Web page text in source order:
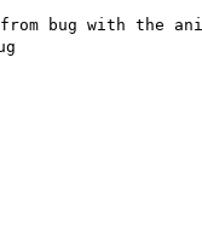
from bug with the